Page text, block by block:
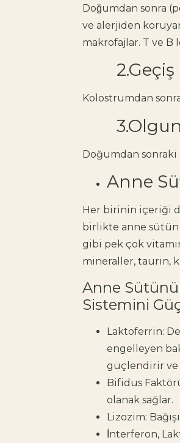
Doğumdan sonra
ve alerjiden
makrofajlar. T ve
2.Geçiş
Kolostrumdan
3.Olgun
Doğumdan sonraki
Anne
Her birinin içeriği
birlikte anne
gibi pek çok
mineraller, taurin,
Anne
Sistemini
Laktoferrin:
engelleyen
güçlendirir
Bifidus
olanak sağlar.
Lizozim:
İnterferon,